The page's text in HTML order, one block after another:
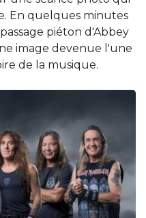
En quelques minutes
piéton d'Abbey
image devenue l'une
de la musique.